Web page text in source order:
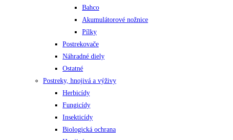
Bahco
Akumulátorové nožnice
Pílky
Postrekovače
Náhradné diely
Ostatné
Postreky, hnojivá a výživy
Herbicídy
Fungicídy
Insekticídy
Biologická ochrana